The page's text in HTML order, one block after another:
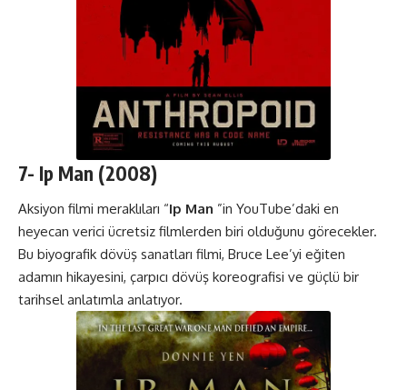
7- Ip Man (2008)
Aksiyon filmi meraklıları “Ip Man ”in YouTube’daki en
heyecan verici ücretsiz filmlerden biri olduğunu görecekler.
Bu biyografik dövüş sanatları filmi, Bruce Lee’yi eğiten
adamın hikayesini, çarpıcı dövüş koreografisi ve güçlü bir
tarihsel anlatımla anlatıyor.